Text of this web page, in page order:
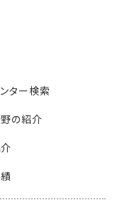
ター検索
の紹介